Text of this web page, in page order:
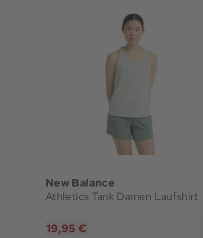
New Balance
Athletics Tank Damen Laufshirt
19,95 €